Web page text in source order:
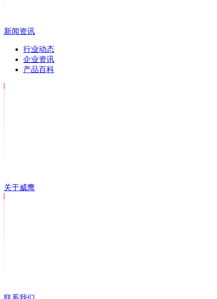
新闻资讯
行业动态
企业资讯
产品百科
关于威鹰